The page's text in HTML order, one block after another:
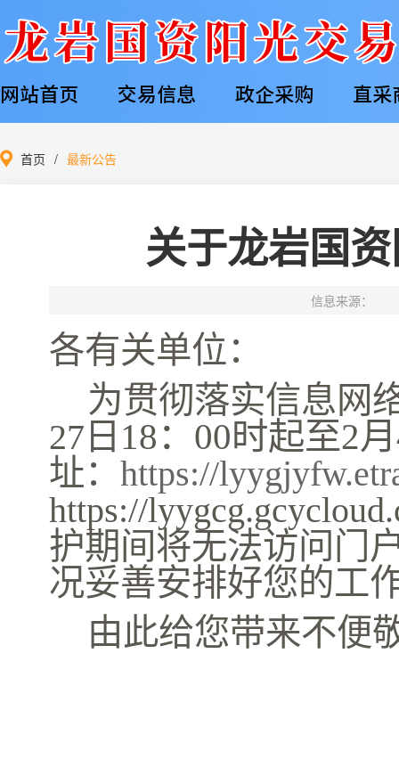
网站首页 交易信息 政企采购 直采
首页 最新公告
关于龙岩国
信息来源：
各有关单位：
为贯彻落实信息网
27 日 18： 00时起至2月
址： https://
https://
护期间将无法访问门
况妥善安排好您的工
由此给您带来不便